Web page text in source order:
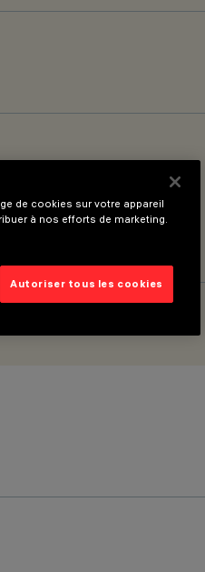
de cookies sur votre appareil
à nos efforts de marketing.
Autoriser tous les cookies